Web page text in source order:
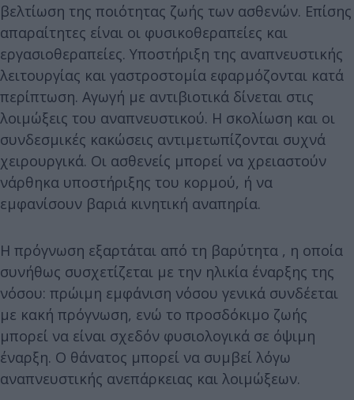
βελτίωση της ποιότητας ζωής των ασθενών. Επίσης
απαραίτητες είναι οι φυσικοθεραπείες και
εργασιοθεραπείες. Υποστήριξη της αναπνευστικής
λειτουργίας και γαστροστομία εφαρμόζονται κατά
περίπτωση. Αγωγή με αντιβιοτικά δίνεται στις
λοιμώξεις του αναπνευστικού. Η σκολίωση και οι
συνδεσμικές κακώσεις αντιμετωπίζονται συχνά
χειρουργικά. Οι ασθενείς μπορεί να χρειαστούν
νάρθηκα υποστήριξης του κορμού, ή να
εμφανίσουν βαριά κινητική αναπηρία.
Η πρόγνωση εξαρτάται από τη βαρύτητα , η οποία
συνήθως συσχετίζεται με την ηλικία έναρξης της
νόσου: πρώιμη εμφάνιση νόσου γενικά συνδέεται
με κακή πρόγνωση, ενώ το προσδόκιμο ζωής
μπορεί να είναι σχεδόν φυσιολογικά σε όψιμη
έναρξη. Ο θάνατος μπορεί να συμβεί λόγω
αναπνευστικής ανεπάρκειας και λοιμώξεων.